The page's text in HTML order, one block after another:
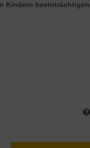
Kindern beeinträchtigen